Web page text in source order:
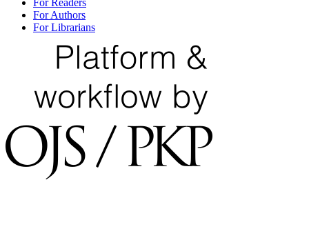
For Readers
For Authors
For Librarians